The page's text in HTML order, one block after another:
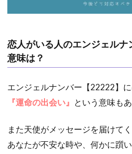
恋人がいる人のエンジェル
意味は？
エンジェルナンバー【22222】に
『運命の出会い』 という意味もあ
また天使がメッセージを届けて
あなたが不安な時や、何かに躓